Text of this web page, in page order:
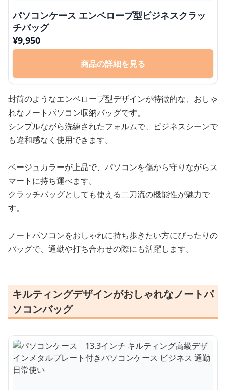
パソコンケース エンベロープ型ビジネスクラッ
チバッグ
¥9,950
商品の詳細を見る
封筒のようなエンベロープ型デザインが特徴的な、おしゃ
れなノートパソコン収納バッグです。
シンプルながら洗練されたフォルムで、ビジネスシーンで
も違和感なく使用できます。
ベージュカラーが上品で、パソコンを傷から守りながらス
マートに持ち運べます。
クラッチバッグとしても使える二刀流の機能性が魅力で
す。
ノートパソコンをおしゃれに持ち歩きたい方にぴったりの
バッグで、通勤や打ち合わせの際にも活躍します。
キルティングデザインがおしゃれなノートパ
ソコンバッグ